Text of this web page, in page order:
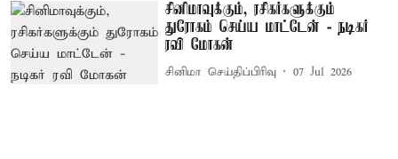
சினிமாவுக்கும், ரசிகர்களுக்கும்
துரோகம் செய்ய மாட்டேன் - நடிகர்
ரவி மோகன்
சினிமா செய்திப்பிரிவு 07 Jul 2026